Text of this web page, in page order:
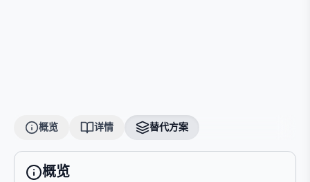
概览 详情 替代方案
概览